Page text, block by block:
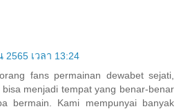
2565 เวลา 13:24
fans permainan dewabet sejati,
menjadi tempat yang benar-benar
bermain. Kami mempunyai banyak